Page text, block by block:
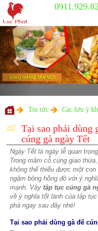
Previous
Tại sao phải
cúng gà
Ngày Tết là ngày lễ
Trong mâm cỗ cúng
không thể thiếu được
ngậm bông hồng đỏ